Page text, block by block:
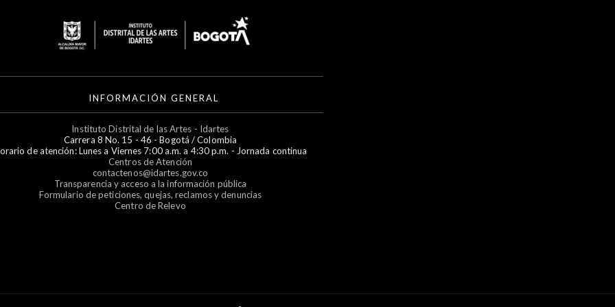
INFORMACIÓN GENERAL
Instituto Distrital de las Artes - Idartes
Carrera 8 No. 15 - 46 - Bogotá / Colombia
de atención: Lunes a Viernes 7:00 a.m. a 4:30 p.m. - Jornada continua
Centros de Atención
contactenos@idartes.gov.co
Transparencia y acceso a la información pública
Formulario de peticiones, quejas, reclamos y denuncias
Centro de Relevo